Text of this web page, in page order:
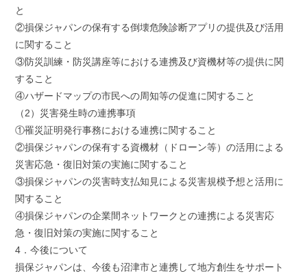
と
②損保ジャパンの保有する倒壊危険診断アプリの提供及び活用
に関すること
③防災訓練・防災講座等における連携及び資機材等の提供に関
すること
④ハザードマップの市民への周知等の促進に関すること
（2）災害発生時の連携事項
①罹災証明発行事務における連携に関すること
②損保ジャパンの保有する資機材（ドローン等）の活用による
災害応急・復旧対策の実施に関すること
③損保ジャパンの災害時支払知見による災害規模予想と活用に
関すること
④損保ジャパンの企業間ネットワークとの連携による災害応
急・復旧対策の実施に関すること
4．今後について
損保ジャパンは、今後も沼津市と連携して地方創生をサポート